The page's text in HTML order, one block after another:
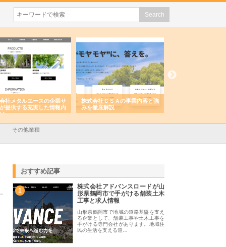
式会社ＣＳＡの事業内容と強
を徹底解説
株式会社山形道路が手がける舗
装工事と土木技術の全容
その他業種
おすすめ記事
1
株式会社アドバンスロードが山
形県鶴岡市で手がける舗装土木
工事と求人情報
山形県鶴岡市で地域の道路基盤を支え
る企業として、舗装工事や土木工事を
手がける専門会社があります。地域住
民の生活を支える道…